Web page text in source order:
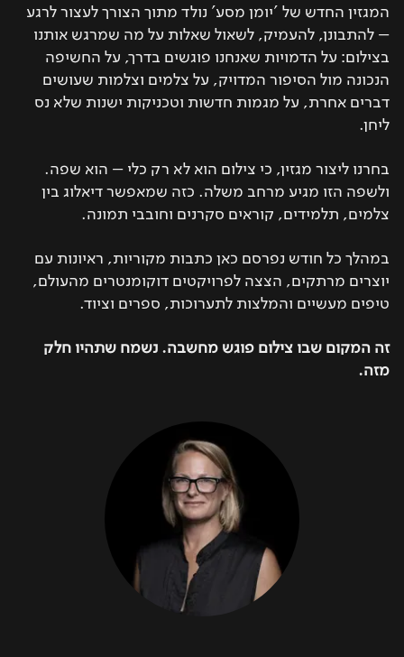
יצירת קשר
המגזין החדש של 'יומן מסע' נולד מתוך הצורך לעצור לרגע
– להתבונן, להעמיק, לשאול שאלות על מה שמרגש אותנו
בצילום: על הדמויות שאנחנו פוגשים בדרך, על החשיפה
הנכונה מול הסיפור המדויק, על צלמים וצלמות שעושים
דברים אחרת, על מגמות חדשות וטכניקות ישנות שלא נס
ליחן.
בחרנו ליצור מגזין, כי צילום הוא לא רק כלי – הוא שפה.
ולשפה הזו מגיע מרחב משלה. כזה שמאפשר דיאלוג בין
צלמים, תלמידים, קוראים סקרנים וחובבי תמונה.
במהלך כל חודש נפרסם כאן כתבות מקוריות, ראיונות עם
יוצרים מרתקים, הצצה לפרויקטים דוקומנטרים מהעולם,
טיפים מעשיים והמלצות לתערוכות, ספרים וציוד.
זה המקום שבו צילום פוגש מחשבה. נשמח שתהיו חלק
מזה.